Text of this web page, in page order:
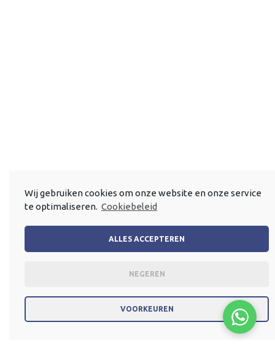
Wij gebruiken cookies om onze website en onze service
te optimaliseren. Cookiebeleid
ALLES ACCEPTEREN
NEGEREN
VOORKEUREN